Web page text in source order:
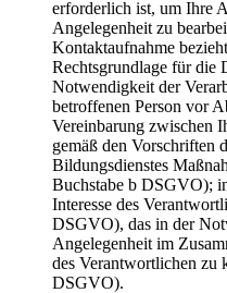
erforderlich ist, um Ihre
Angelegenheit zu
Kontaktaufnahme
Rechtsgrundlage für die
Notwendigkeit der
betroffenen Person vor
Vereinbarung zwischen
gemäß den Vorschriften
Bildungsdienstes
Buchstabe b DSGVO);
Interesse des
DSGVO), das in der
Angelegenheit im
des Verantwortlichen zu
DSGVO).